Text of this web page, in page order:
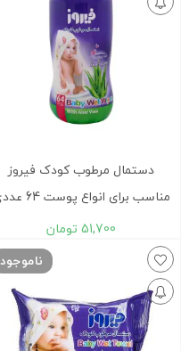
دستمال مرطوب کودک فیروز
مناسب برای انواع پوست 64 عددی
51,700 تومان
ناموجود